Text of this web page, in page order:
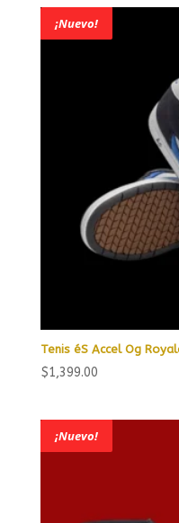
¡Nuevo!
Tenis éS Accel Og
$1,399.00
¡Nuevo!